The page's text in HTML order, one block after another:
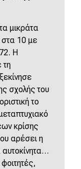
μικράτα
στα 10 με
Η
τη
σχολής του
το
κρίσης
αρέσει η
αυτοκίνητα…